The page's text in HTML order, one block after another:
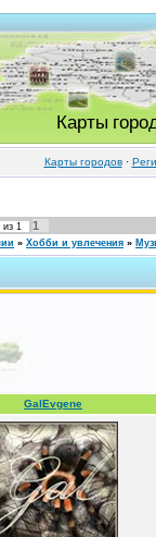
Карты
Карты городов·
из 1 1
» Хобби и увлечения »
GalEvgene